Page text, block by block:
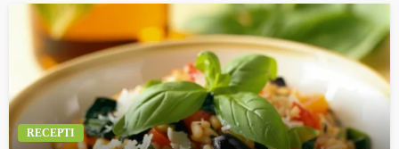
RECEPTI